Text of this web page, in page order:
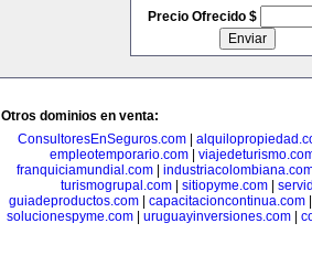
Precio Ofrecido $
Otros dominios en venta:
ConsultoresEnSeguros.com
empleotemporario.com|
franquiciamundial.com
turismogrupal.com
sitiopyme.com
guiadeproductos.com| capacitacioncontinua.com
solucionespyme.com
uruguayinversiones.com